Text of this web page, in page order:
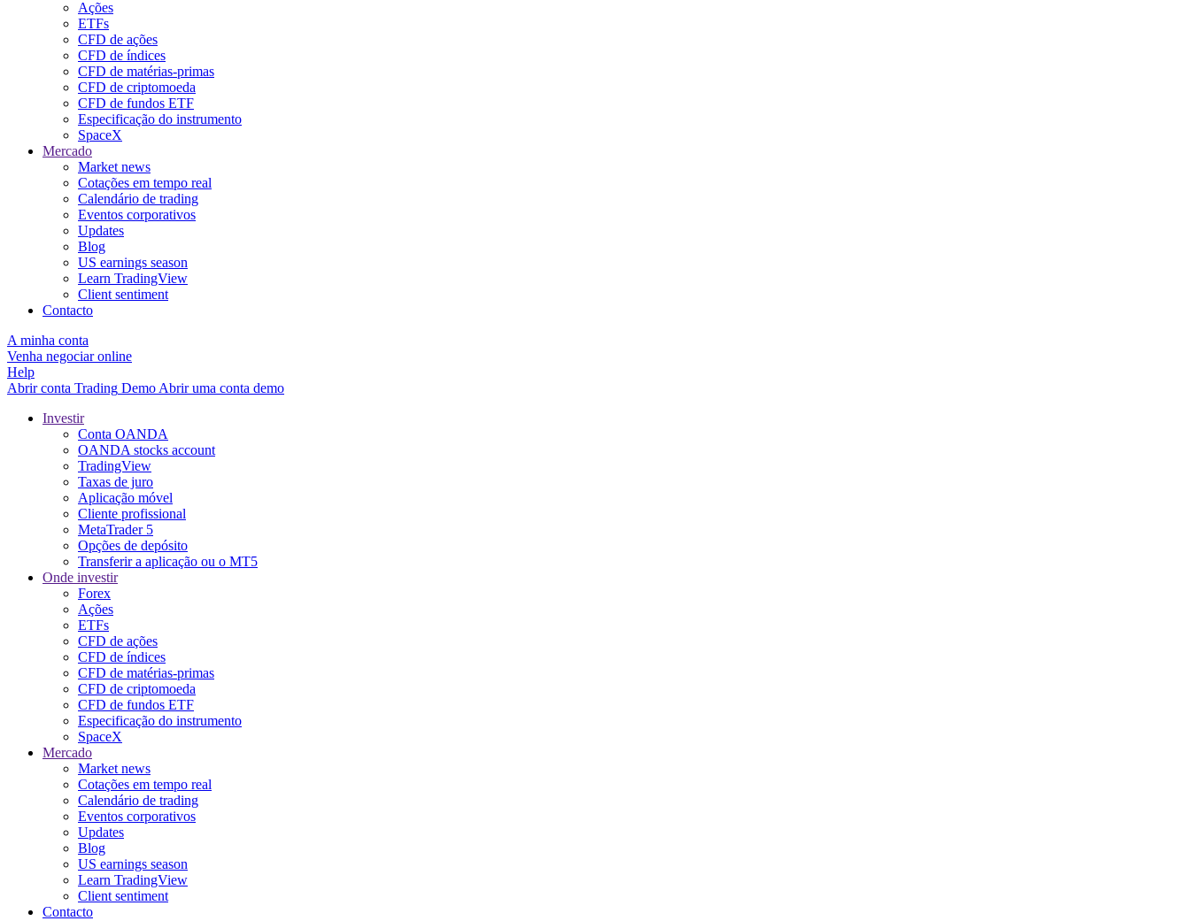
Ações
ETFs
CFD de ações
CFD de índices
CFD de matérias-primas
CFD de criptomoeda
CFD de fundos ETF
Especificação do instrumento
SpaceX
Mercado
Market news
Cotações em tempo real
Calendário de trading
Eventos corporativos
Updates
Blog
US earnings season
Learn TradingView
Client sentiment
Contacto
A minha conta
Venha negociar online
Help
Abrir conta Trading Demo Abrir uma conta demo
Investir
Conta OANDA
OANDA stocks account
TradingView
Taxas de juro
Aplicação móvel
Cliente profissional
MetaTrader 5
Opções de depósito
Transferir a aplicação ou o MT5
Onde investir
Forex
Ações
ETFs
CFD de ações
CFD de índices
CFD de matérias-primas
CFD de criptomoeda
CFD de fundos ETF
Especificação do instrumento
SpaceX
Mercado
Market news
Cotações em tempo real
Calendário de trading
Eventos corporativos
Updates
Blog
US earnings season
Learn TradingView
Client sentiment
Contacto